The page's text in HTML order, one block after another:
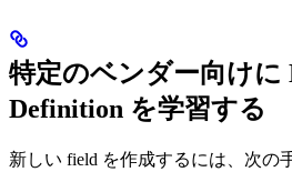
特定のベンダー向けに
Definition を学習する
新しい field を作成するには、次の